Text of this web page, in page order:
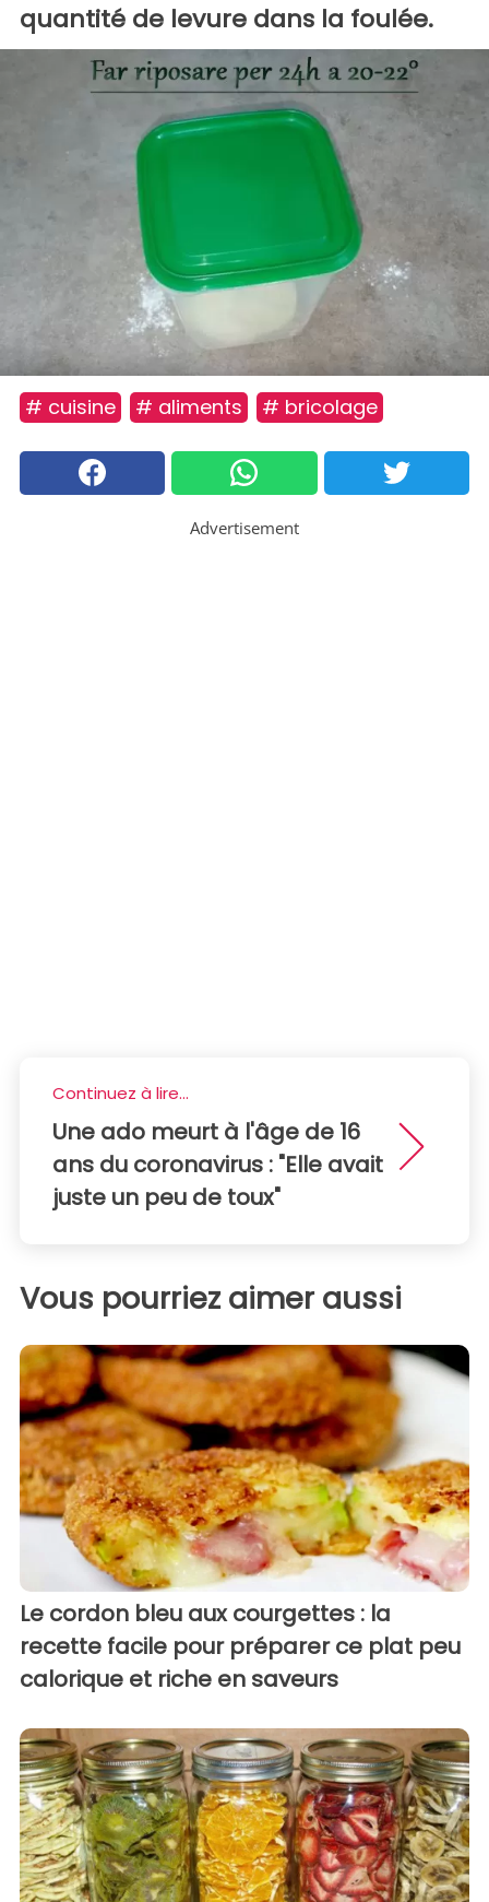
quantité de levure dans la foulée.
# cuisine # aliments # bricolage
Advertisement
Continuez à lire...
Une ado meurt à l'âge de 16
ans du coronavirus : "Elle avait
juste un peu de toux"
Vous pourriez aimer aussi
Le cordon bleu aux courgettes : la
recette facile pour préparer ce plat peu
calorique et riche en saveurs